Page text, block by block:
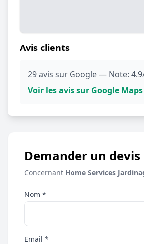
Avis clients
29 avis sur Google — Note:
Voir les avis sur Google
Demander un
Concernant Home Services
Nom *
Email *